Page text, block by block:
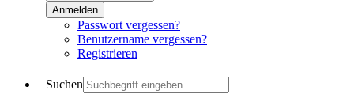
Anmelden
Passwort vergessen?
Benutzername vergessen?
Registrieren
Suchen